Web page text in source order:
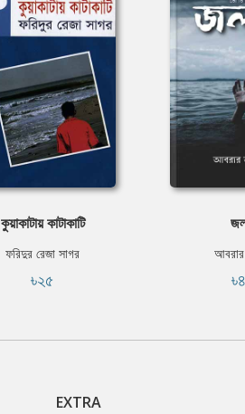
কুয়াকাটায় কাটাকাটি
ফরিদুর রেজা সাগর
৳২৫
EXTRA